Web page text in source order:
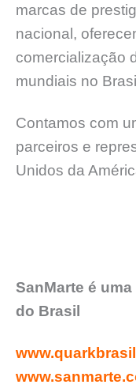
marcas de
nacional,
comercialização
mundiais no
Contamos com
parceiros e
Unidos da
SanMarte é
do Brasil